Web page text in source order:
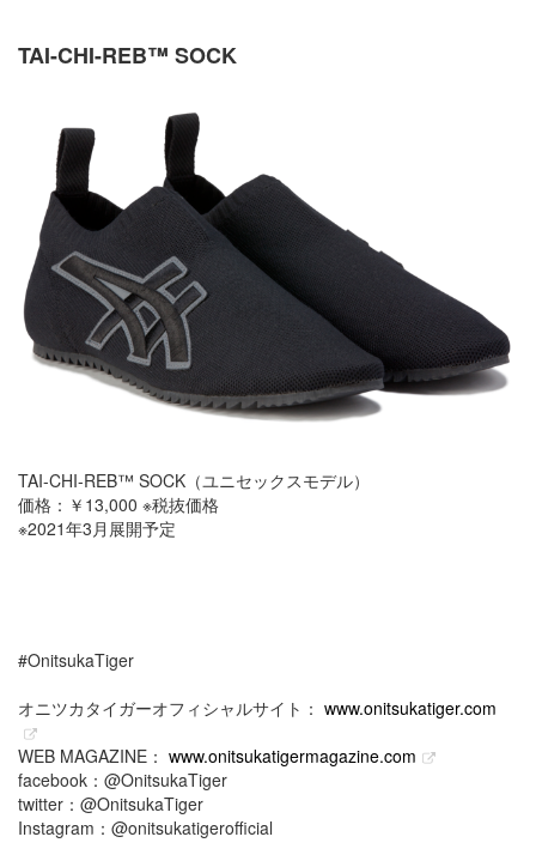
TAI-CHI-REB™️ SOCK
TAI-CHI-REB™️ SOCK（ユニセックスモデル）
価格：￥13,000 ※税抜価格
※2021年3月展開予定
#OnitsukaTiger
オニツカタイガーオフィシャルサイト： www.onitsukatiger.com
WEB MAGAZINE： www.onitsukatigermagazine.com
facebook：@OnitsukaTiger
twitter：@OnitsukaTiger
Instagram：@onitsukatigerofficial